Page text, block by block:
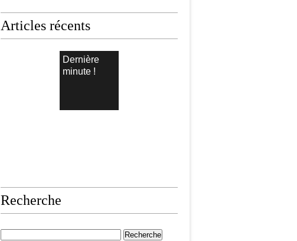
Articles récents
Dernière
minute !
Recherche